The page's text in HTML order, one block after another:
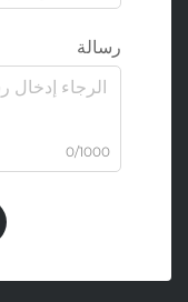
رسالة
0/1000